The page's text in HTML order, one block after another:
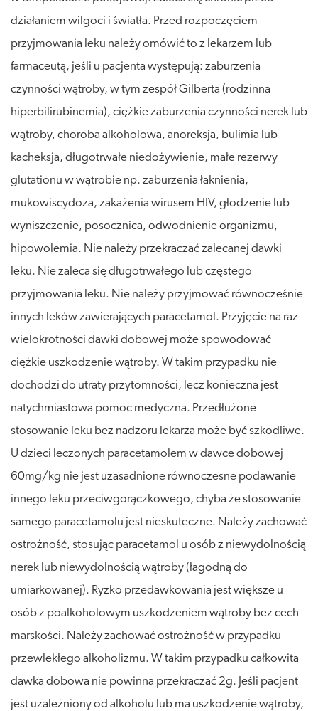
działaniem wilgoci i światła. Przed rozpoczęciem
przyjmowania leku należy omówić to z lekarzem lub
farmaceutą, jeśli u pacjenta występują: zaburzenia
czynności wątroby, w tym zespół Gilberta (rodzinna
hiperbilirubinemia), ciężkie zaburzenia czynności nerek lub
wątroby, choroba alkoholowa, anoreksja, bulimia lub
kacheksja, długotrwałe niedożywienie, małe rezerwy
glutationu w wątrobie np. zaburzenia łaknienia,
mukowiscydoza, zakażenia wirusem HIV, głodzenie lub
wyniszczenie, posocznica, odwodnienie organizmu,
hipowolemia. Nie należy przekraczać zalecanej dawki
leku. Nie zaleca się długotrwałego lub częstego
przyjmowania leku. Nie należy przyjmować równocześnie
innych leków zawierających paracetamol. Przyjęcie na raz
wielokrotności dawki dobowej może spowodować
ciężkie uszkodzenie wątroby. W takim przypadku nie
dochodzi do utraty przytomności, lecz konieczna jest
natychmiastowa pomoc medyczna. Przedłużone
stosowanie leku bez nadzoru lekarza może być szkodliwe.
U dzieci leczonych paracetamolem w dawce dobowej
60mg/kg nie jest uzasadnione równoczesne podawanie
innego leku przeciwgorączkowego, chyba że stosowanie
samego paracetamolu jest nieskuteczne. Należy zachować
ostrożność, stosując paracetamol u osób z niewydolnością
nerek lub niewydolnością wątroby (łagodną do
umiarkowanej). Ryzko przedawkowania jest większe u
osób z poalkoholowym uszkodzeniem wątroby bez cech
marskości. Należy zachować ostrożność w przypadku
przewlekłego alkoholizmu. W takim przypadku całkowita
dawka dobowa nie powinna przekraczać 2g. Jeśli pacjent
jest uzależniony od alkoholu lub ma uszkodzenie wątroby,